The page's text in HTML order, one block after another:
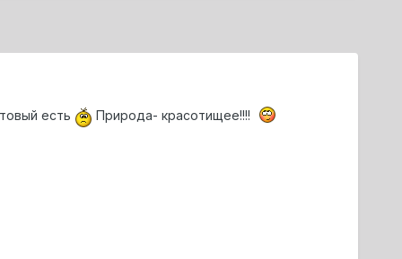
есть Природа- красотищее!!!!